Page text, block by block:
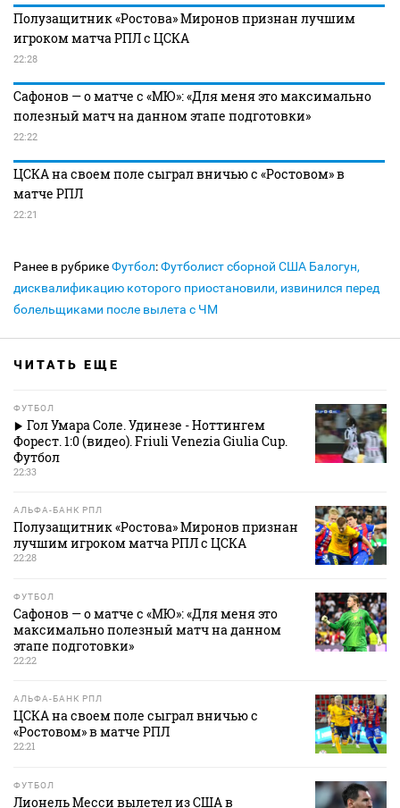
Полузащитник «Ростова» Миронов признан лучшим
игроком матча РПЛ с ЦСКА
22:28
Сафонов — о матче с «МЮ»: «Для меня это максимально
полезный матч на данном этапе подготовки»
22:22
ЦСКА на своем поле сыграл вничью с «Ростовом» в
матче РПЛ
22:21
Ранее в рубрикеФутбол:Футболист сборной США Балогун,
дисквалификацию которого приостановили, извинился перед
болельщиками после вылета с ЧМ
ЧИТАТЬ ЕЩЕ
ФУТБОЛ
Гол Умара Соле. Удинезе - Ноттингем
Форест. 1:0 (видео). Friuli Venezia Giulia Cup.
Футбол
22:33
АЛЬФА-БАНК РПЛ
Полузащитник «Ростова» Миронов признан
лучшим игроком матча РПЛ с ЦСКА
22:28
ФУТБОЛ
Сафонов — о матче с «МЮ»: «Для меня это
максимально полезный матч на данном
этапе подготовки»
22:22
АЛЬФА-БАНК РПЛ
ЦСКА на своем поле сыграл вничью с
«Ростовом» в матче РПЛ
22:21
ФУТБОЛ
Лионель Месси вылетел из США в